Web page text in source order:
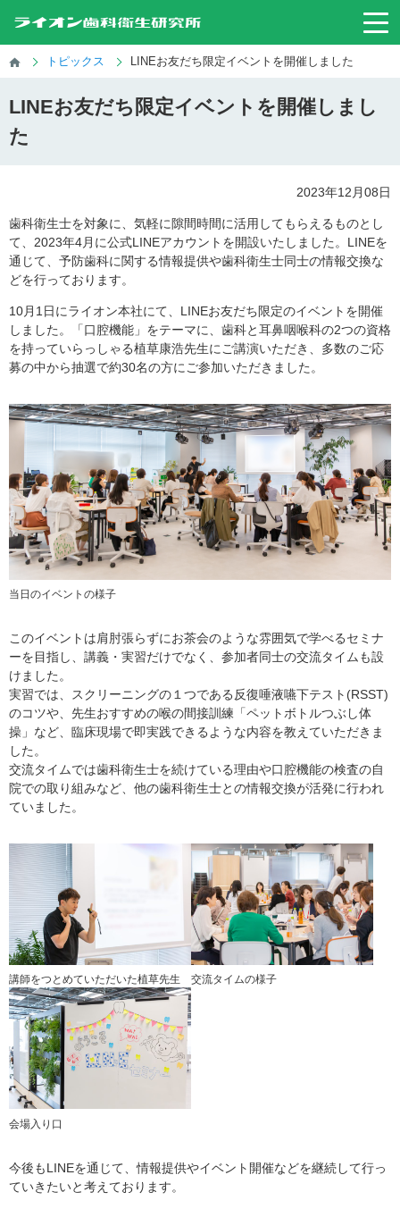
トピックス LINEお友だち限定イベントを開催しました
LINEお友だち限定イベントを開催しまし
た
2023年12月08日
歯科衛生士を対象に、気軽に隙間時間に活用してもらえるものとし
て、2023年4月に公式LINEアカウントを開設いたしました。LINEを
通じて、予防歯科に関する情報提供や歯科衛生士同士の情報交換な
どを行っております。
10月1日にライオン本社にて、LINEお友だち限定のイベントを開催
しました。「口腔機能」をテーマに、歯科と耳鼻咽喉科の2つの資格
を持っていらっしゃる植草康浩先生にご講演いただき、多数のご応
募の中から抽選で約30名の方にご参加いただきました。
当日のイベントの様子
このイベントは肩肘張らずにお茶会のような雰囲気で学べるセミナ
ーを目指し、講義・実習だけでなく、参加者同士の交流タイムも設
けました。
実習では、スクリーニングの１つである反復唾液嚥下テスト(RSST)
のコツや、先生おすすめの喉の間接訓練「ペットボトルつぶし体
操」など、臨床現場で即実践できるような内容を教えていただきま
した。
交流タイムでは歯科衛生士を続けている理由や口腔機能の検査の自
院での取り組みなど、他の歯科衛生士との情報交換が活発に行われ
ていました。
講師をつとめていただいた植草先生 交流タイムの様子
会場入り口
今後もLINEを通じて、情報提供やイベント開催などを継続して行っ
ていきたいと考えております。